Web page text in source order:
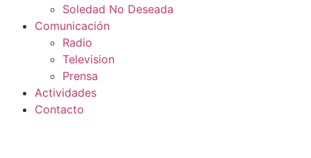
Soledad No Deseada
Comunicación
Radio
Television
Prensa
Actividades
Contacto